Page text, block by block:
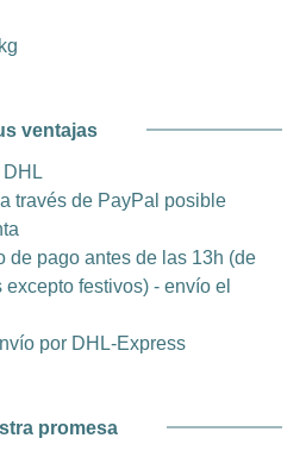
ventajas
DHL
través de PayPal posible
de pago antes de las 13h (de
excepto festivos) - envío el
por DHL-Express
promesa